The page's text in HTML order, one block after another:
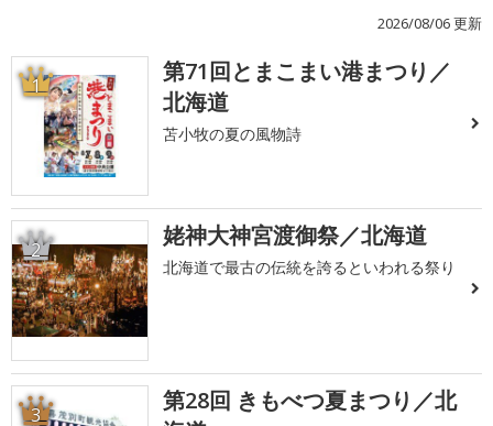
2026/08/06 更新
1
第71回とまこまい港まつり／
北海道
苫小牧の夏の風物詩
2 姥神大神宮渡御祭／北海道
北海道で最古の伝統を誇るといわれる祭り
3
第28回 きもべつ夏まつり／北